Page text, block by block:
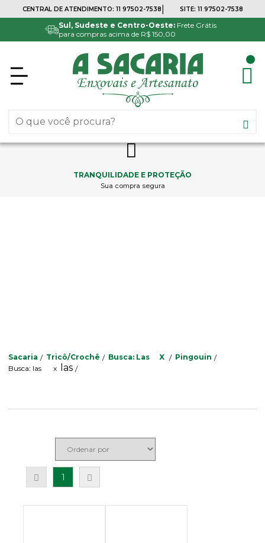
CENTRAL DE ATENDIMENTO: 11 97502-7538 SITE: 11 97502-7538
Sul, Sudeste e Centro-Oeste: Frete Grátis
para compras acima de R$ 150,00
FRETE GRÁTIS
Em todo Brasil*
5% DE DESCONTO
Pagamentos via boleto ou PIX
Parcela mínima R$ 20,00
TRANQUILIDADE E PROTEÇÃO
Sua compra segura
Sacaria Tricô/Crochê Busca: Las X
Pingouin
Busca: las
x las
1